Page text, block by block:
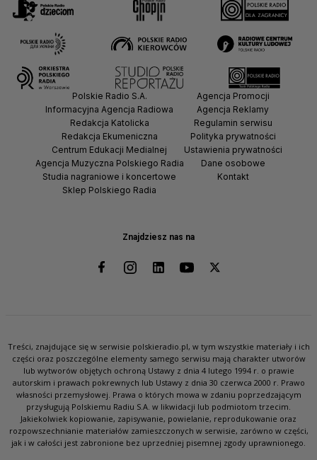
Znajdziesz nas na
Polskie Radio S.A.
Informacyjna Agencja Radiowa
Redakcja Katolicka
Redakcja Ekumeniczna
Centrum Edukacji Medialnej
Agencja Muzyczna Polskiego Radia
Studia nagraniowe i koncertowe
Sklep Polskiego Radia
Agencja Promocji
Agencja Reklamy
Regulamin serwisu
Polityka prywatności
Ustawienia prywatności
Dane osobowe
Kontakt
Treści, znajdujące się w serwisie polskieradio.pl, w tym wszystkie materiały i ich
części oraz poszczególne elementy samego serwisu mają charakter utworów
lub wytworów objętych ochroną Ustawy z dnia 4 lutego 1994 r. o prawie
autorskim i prawach pokrewnych lub Ustawy z dnia 30 czerwca 2000 r. Prawo
własności przemysłowej. Prawa o których mowa w zdaniu poprzedzającym
przysługują Polskiemu Radiu S.A. w likwidacji lub podmiotom trzecim.
Jakiekolwiek kopiowanie, zapisywanie, powielanie, reprodukowanie oraz
rozpowszechnianie materiałów zamieszczonych w serwisie, zarówno w części,
jak i w całości jest zabronione bez uprzedniej pisemnej zgody uprawnionego.